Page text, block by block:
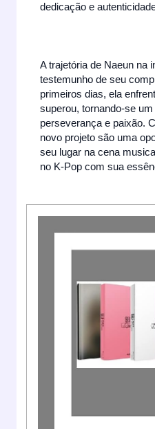
dedicação e
A trajetória de Naeun na
testemunho de seu
primeiros dias, ela
superou, tornando-se
perseverança e paixão.
novo projeto são uma
seu lugar na cena
no K-Pop com sua